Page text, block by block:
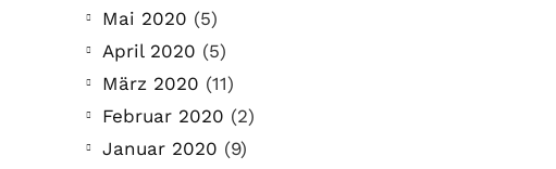
Mai 2020 (5)
April 2020 (5)
März 2020 (11)
Februar 2020 (2)
Januar 2020 (9)